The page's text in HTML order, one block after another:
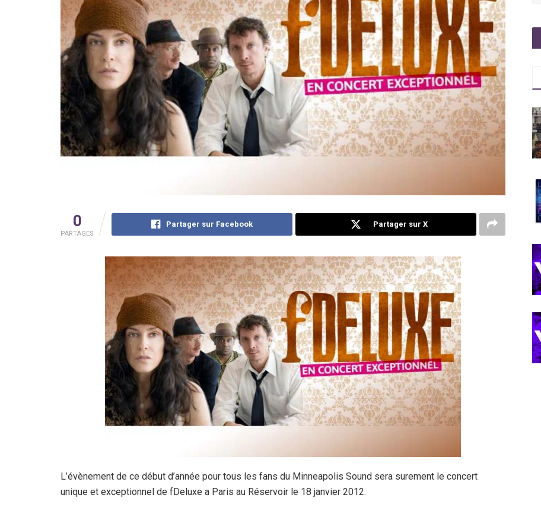
0
PARTAGES
Partager sur Facebook Partager sur X
L’évènement de ce début d’année pour tous les fans du Minneapolis Sound sera surement le concert
unique et exceptionnel de fDeluxe a Paris au Réservoir le 18 janvier 2012.